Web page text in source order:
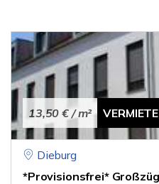
13,50 €/ m²
Dieburg
*Provisionsfrei*